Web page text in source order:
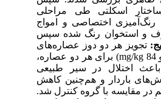
اسکلتی طی مراحلی
اختصاصی و امواج
و استخوان رنگ شده سپس
تجویز هر دو دوز عصاره‌های
آبی و الکلی (28 و 84 mg/kg) برای هر دو عصاره،
اختلال در سیر طبیعی
باردار و هم‌چنین کاهش
مقایسه با گروه کنترل شد.